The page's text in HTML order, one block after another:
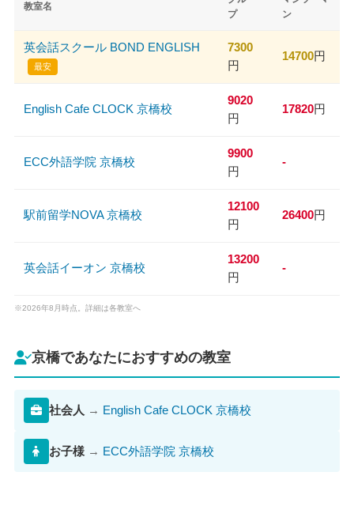
教室名
プ
ン
英会話スクール BOND ENGLISH
最安
7300
円
14700円
English Cafe CLOCK 京橋校
9020
円
17820円
ECC外語学院 京橋校
9900
円
-
駅前留学NOVA 京橋校
12100
円
26400円
英会話イーオン 京橋校
13200
円
-
※2026年8月時点。詳細は各教室へ
京橋であなたにおすすめの教室
社会人 → English Cafe CLOCK 京橋校
お子様 → ECC外語学院 京橋校